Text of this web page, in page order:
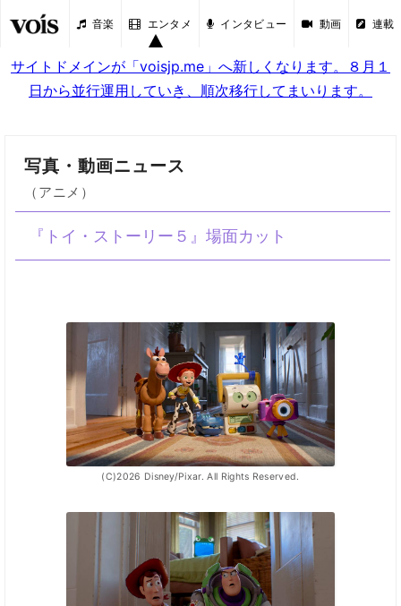
音楽 エンタメ インタビュー 動画 連載
サイトドメインが「voisjp.me」へ新しくなります。８月１
日から並行運用していき、順次移行してまいります。
写真・動画ニュース
（アニメ）
『トイ・ストーリー５』場面カット
(C)2026 Disney/Pixar. All Rights Reserved.